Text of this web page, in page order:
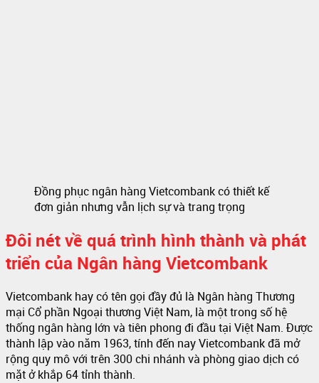
Đồng phục ngân hàng Vietcombank có thiết kế
đơn giản nhưng vẫn lịch sự và trang trọng
Đôi nét về quá trình hình thành và phát
triển của Ngân hàng Vietcombank
Vietcombank hay có tên gọi đầy đủ là Ngân hàng Thương
mại Cổ phần Ngoại thương Việt Nam, là một trong số hệ
thống ngân hàng lớn và tiên phong đi đầu tại Việt Nam. Được
thành lập vào năm 1963, tính đến nay Vietcombank đã mở
rộng quy mô với trên 300 chi nhánh và phòng giao dịch có
mặt ở khắp 64 tỉnh thành.